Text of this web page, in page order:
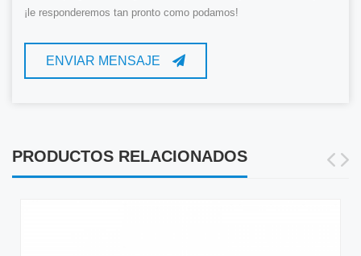
¡le responderemos tan pronto como podamos!
ENVIAR MENSAJE
PRODUCTOS RELACIONADOS